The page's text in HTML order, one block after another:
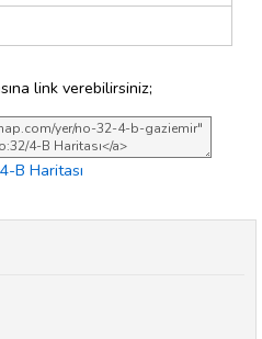
link verebilirsiniz;
B Haritası